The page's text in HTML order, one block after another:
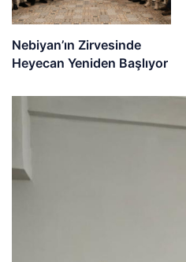
Nebiyan’ın Zirvesinde
Heyecan Yeniden Başlıyor